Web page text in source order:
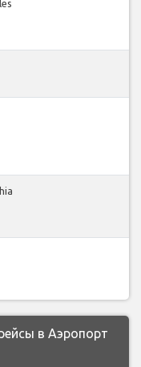
в Аэропорт